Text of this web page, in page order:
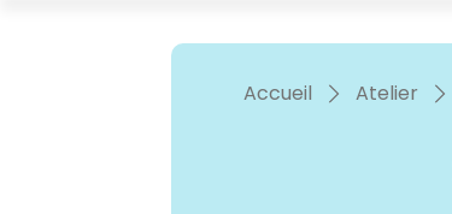
Accueil Atelier